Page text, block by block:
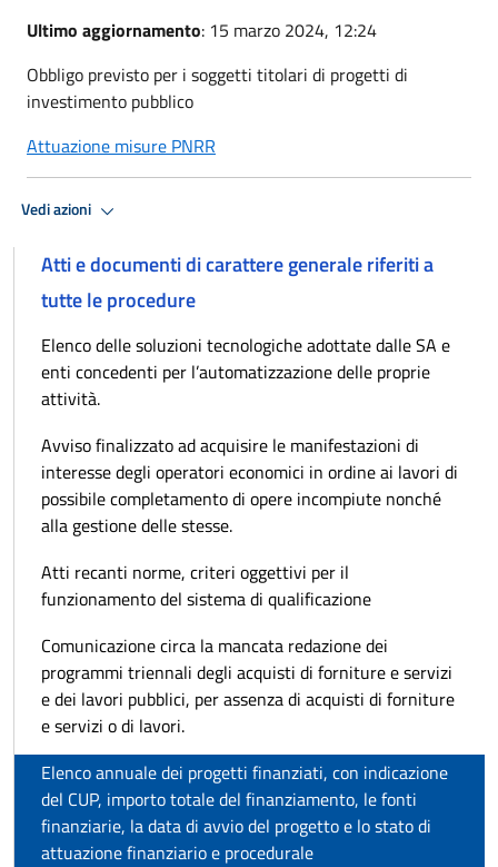
Ultimo aggiornamento: 15 marzo 2024, 12:24
Obbligo previsto per i soggetti titolari di progetti di
investimento pubblico
Attuazione misure PNRR
Vedi azioni
Atti e documenti di carattere generale riferiti a
tutte le procedure
Elenco delle soluzioni tecnologiche adottate dalle SA e
enti concedenti per l’automatizzazione delle proprie
attività.
Avviso finalizzato ad acquisire le manifestazioni di
interesse degli operatori economici in ordine ai lavori di
possibile completamento di opere incompiute nonché
alla gestione delle stesse.
Atti recanti norme, criteri oggettivi per il
funzionamento del sistema di qualificazione
Comunicazione circa la mancata redazione dei
programmi triennali degli acquisti di forniture e servizi
e dei lavori pubblici, per assenza di acquisti di forniture
e servizi o di lavori.
Elenco annuale dei progetti finanziati, con indicazione
del CUP, importo totale del finanziamento, le fonti
finanziarie, la data di avvio del progetto e lo stato di
attuazione finanziario e procedurale